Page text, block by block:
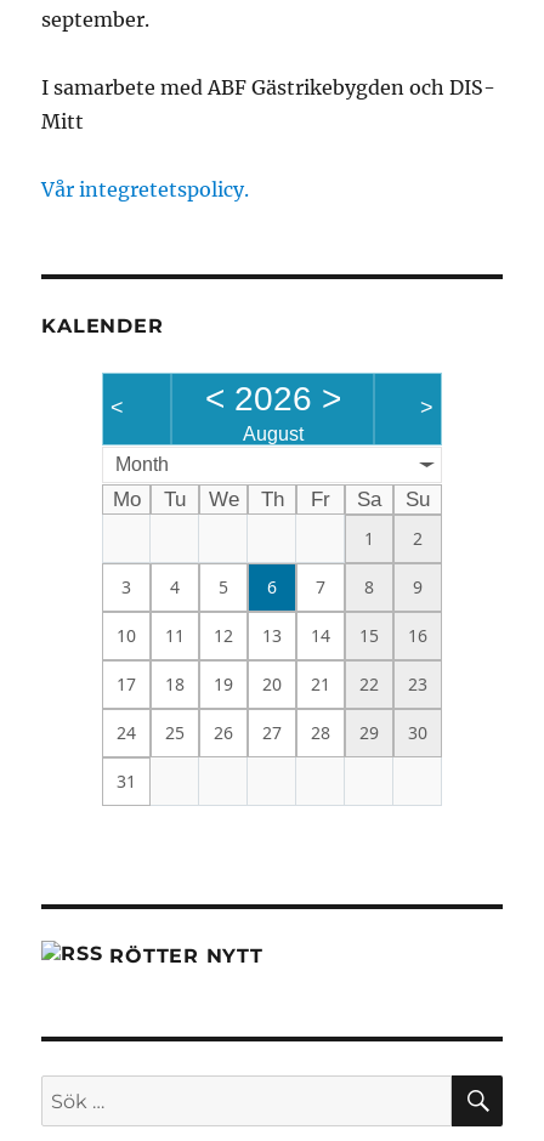
september.
I samarbete med ABF Gästrikebygden och DIS-
Mitt
Vår integretetspolicy.
KALENDER
< < 2026 >
August
>
Month
Mo Tu We Th Fr Sa
Su
1
2
3 4 5 6 7 8 9
10 11 12 13 14 15 16
17 18 19 20 21 22 23
24 25 26 27 28 29 30
31
RÖTTER NYTT
Sök
efter: